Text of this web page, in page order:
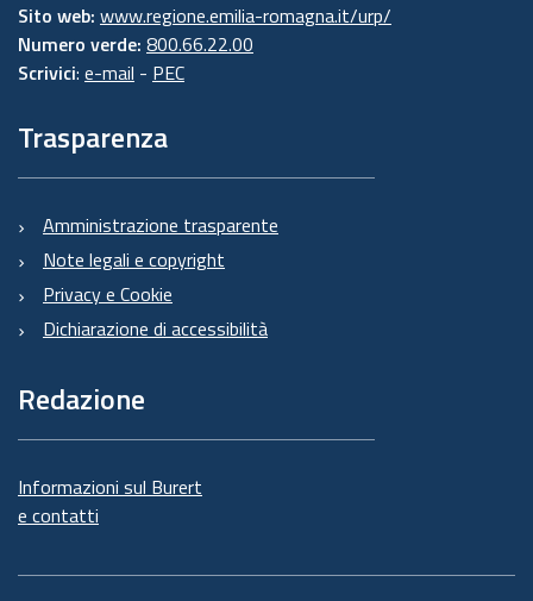
Sito web: www.regione.emilia-romagna.it/urp/
Numero verde: 800.66.22.00
Scrivici: e-mail - PEC
Trasparenza
Amministrazione trasparente
Note legali e copyright
Privacy e Cookie
Dichiarazione di accessibilità
Redazione
Informazioni sul Burert
e contatti